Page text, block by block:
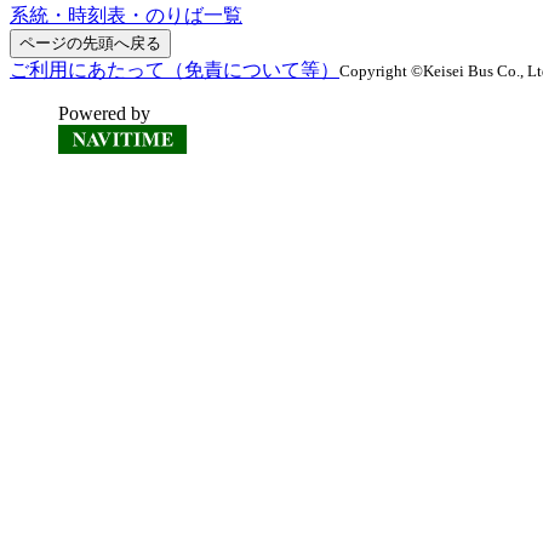
系統・時刻表・のりば一覧
ページの先頭へ戻る
ご利用にあたって（免責について等） Copyright ©Keisei Bus Co.,
Powered by